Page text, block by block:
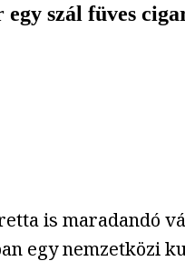
szál füves
is maradandó
egy nemzetközi